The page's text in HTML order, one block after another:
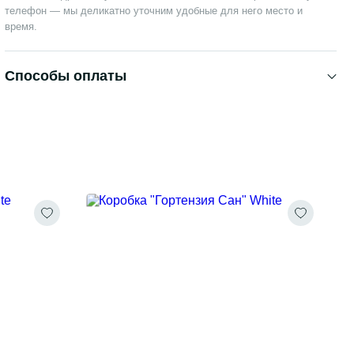
телефон — мы деликатно уточним удобные для него место и
время.
Способы оплаты